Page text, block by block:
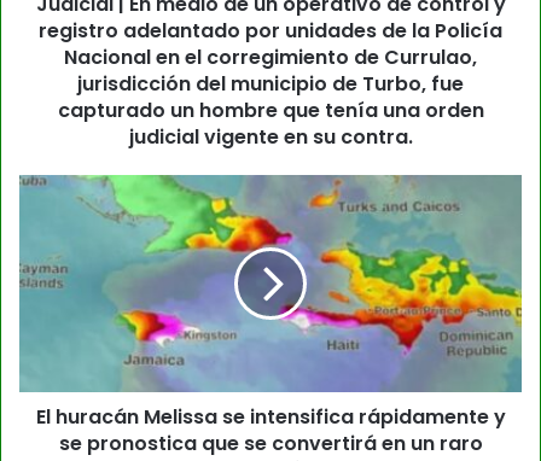
registro adelantado por unidades de la Policía
Nacional en el corregimiento de Currulao,
jurisdicción del municipio de Turbo, fue
capturado un hombre que tenía una orden
judicial vigente en su contra.
El huracán Melissa se intensifica rápidamente y
se pronostica que se convertirá en un raro